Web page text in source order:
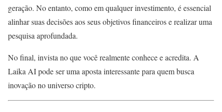
geração. No entanto, como em qualquer investimento, é essencial
alinhar suas decisões aos seus objetivos financeiros e realizar uma
pesquisa aprofundada.
No final, invista no que você realmente conhece e acredita. A
Laika AI pode ser uma aposta interessante para quem busca
inovação no universo cripto.